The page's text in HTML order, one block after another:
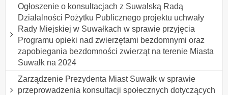
Ogłoszenie o konsultacjach z Suwalską Radą
Działalności Pożytku Publicznego projektu uchwały
Rady Miejskiej w Suwałkach w sprawie przyjęcia
Programu opieki nad zwierzętami bezdomnymi oraz
zapobiegania bezdomności zwierząt na terenie Miasta
Suwałk na 2024
Zarządzenie Prezydenta Miast Suwałk w sprawie
przeprowadzenia konsultacji społecznych dotyczących